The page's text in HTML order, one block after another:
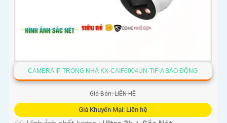
CAMERA IP TRONG NHÀ KX-CAIF6004UN-TIF-A BÁO ĐỘNG
Giá Bán: LIÊN HỆ
Giá Khuyến Mại: Liên hệ
️